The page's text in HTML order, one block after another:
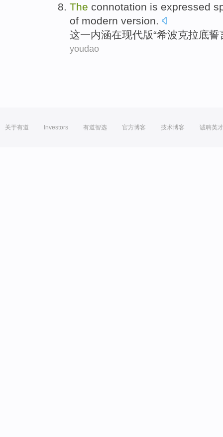
The connotation is expressed
of modern version
这一内涵在现代版“希波克拉底誓
youdao
关于有道 Investors 有道智选 官方博客 技术博客 诚聘英才